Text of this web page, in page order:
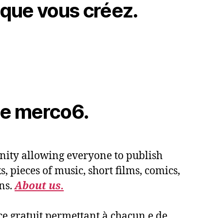
vous créez.
merco6.
allowing everyone to publish
pieces of music, short films, comics,
About us.